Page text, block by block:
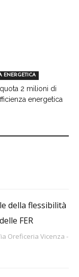
ENERGETICA
2 milioni di
energetica
della flessibilità
FER
Oreficeria Vicenza -